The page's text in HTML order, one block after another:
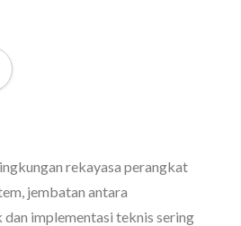
rekayasa perangkat
jembatan antara
implementasi teknis sering